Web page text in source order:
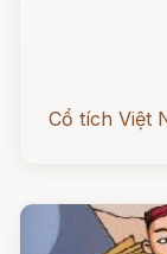
Cổ tích Việt